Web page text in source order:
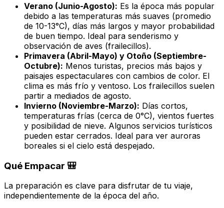
Verano (Junio-Agosto): Es la época más popular
debido a las temperaturas más suaves (promedio
de 10-13°C), días más largos y mayor probabilidad
de buen tiempo. Ideal para senderismo y
observación de aves (frailecillos).
Primavera (Abril-Mayo) y Otoño (Septiembre-
Octubre): Menos turistas, precios más bajos y
paisajes espectaculares con cambios de color. El
clima es más frío y ventoso. Los frailecillos suelen
partir a mediados de agosto.
Invierno (Noviembre-Marzo): Días cortos,
temperaturas frías (cerca de 0°C), vientos fuertes
y posibilidad de nieve. Algunos servicios turísticos
pueden estar cerrados. Ideal para ver auroras
boreales si el cielo está despejado.
Qué Empacar 🎒
La preparación es clave para disfrutar de tu viaje,
independientemente de la época del año.